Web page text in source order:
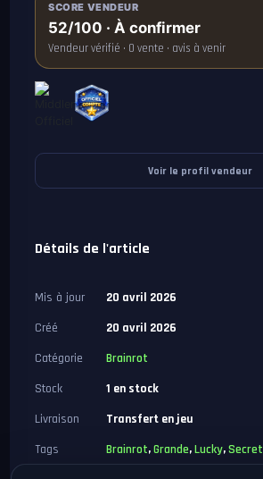
SCORE VENDEUR
52/100 · À confirmer
Vendeur vérifié · 0 vente · avis à venir
Voir le profil vendeur
Détails de l'article
Mis à jour
20 avril 2026
Créé
20 avril 2026
Catégorie
Brainrot
Stock
1 en stock
Livraison
Transfert en jeu
Tags
Brainrot,Grande,Lucky,Secret